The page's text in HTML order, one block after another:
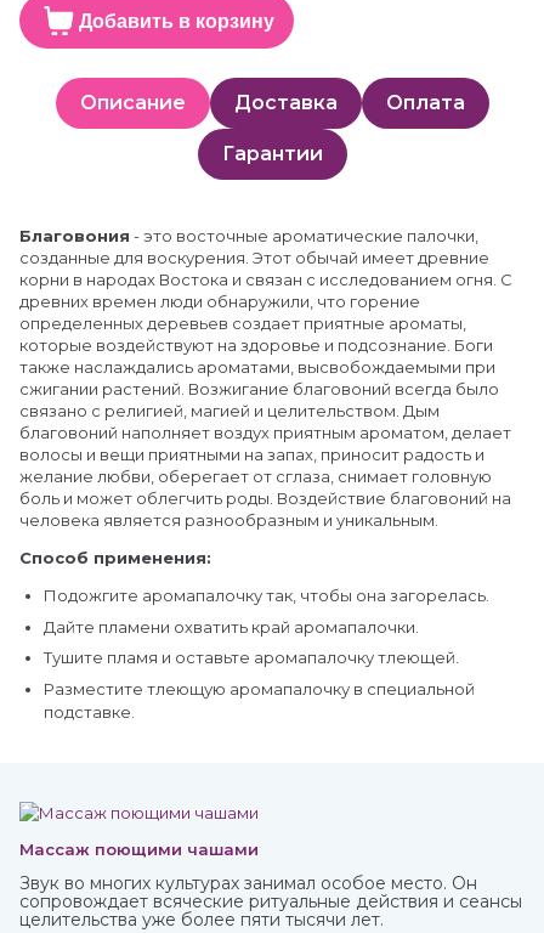
Добавить в корзину
Описание Доставка Оплата
Гарантии
Благовония - это восточные ароматические палочки,
созданные для воскурения. Этот обычай имеет древние
корни в народах Востока и связан с исследованием огня. С
древних времен люди обнаружили, что горение
определенных деревьев создает приятные ароматы,
которые воздействуют на здоровье и подсознание. Боги
также наслаждались ароматами, высвобождаемыми при
сжигании растений. Возжигание благовоний всегда было
связано с религией, магией и целительством. Дым
благовоний наполняет воздух приятным ароматом, делает
волосы и вещи приятными на запах, приносит радость и
желание любви, оберегает от сглаза, снимает головную
боль и может облегчить роды. Воздействие благовоний на
человека является разнообразным и уникальным.
Способ применения:
Подожгите аромапалочку так, чтобы она загорелась.
Дайте пламени охватить край аромапалочки.
Тушите пламя и оставьте аромапалочку тлеющей.
Разместите тлеющую аромапалочку в специальной
подставке.
Массаж поющими чашами
Звук во многих культурах занимал особое место. Он
сопровождает всяческие ритуальные действия и сеансы
целительства уже более пяти тысячи лет.